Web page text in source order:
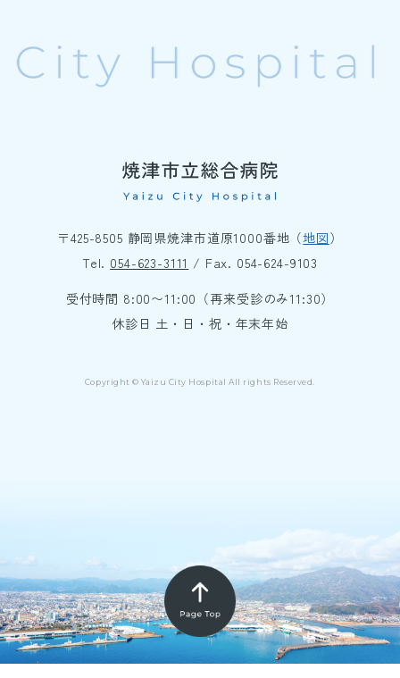
〒425-8505 静岡県焼津市道原1000番地（地図）
Tel. 054-623-3111 / Fax. 054-624-9103
受付時間 8:00〜11:00（再来受診のみ11:30）
休診日 土・日・祝・年末年始
Copyright © Yaizu City Hospital All rights Reserved.